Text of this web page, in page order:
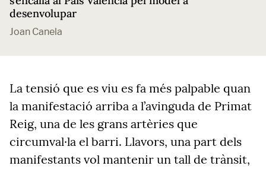
desenvolupar
Joan Canela
La tensió que es viu es fa més palpable quan
la manifestació arriba a l’avinguda de Primat
Reig, una de les grans artèries que
circumval·la el barri. Llavors, una part dels
manifestants vol mantenir un tall de trànsit,